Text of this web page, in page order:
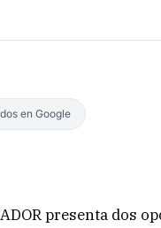
en Google
presenta dos